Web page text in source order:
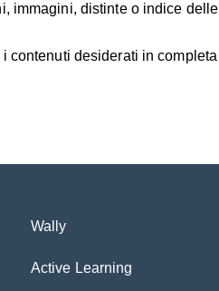
immagini, distinte o indice delle
contenuti desiderati in completa
Wally
Active Learning